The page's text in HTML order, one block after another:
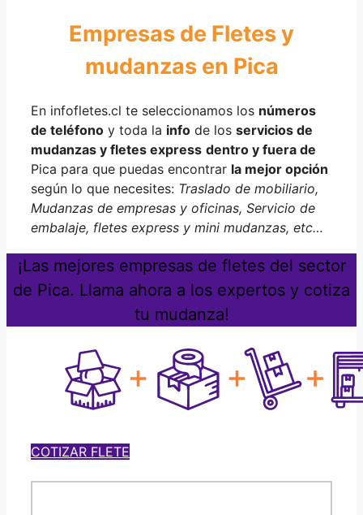
Empresas de Fletes y
mudanzas en Pica
En infofletes.cl te seleccionamos los números
de teléfono y toda la info de los servicios de
mudanzas y fletes express dentro y fuera de
Pica para que puedas encontrar la mejor opción
según lo que necesites: Traslado de mobiliario,
Mudanzas de empresas y oficinas, Servicio de
embalaje, fletes express y mini mudanzas, etc…
¡Las mejores empresas de fletes del sector
de Pica. Llama ahora a los expertos y cotiza
tu mudanza!
COTIZAR FLETE